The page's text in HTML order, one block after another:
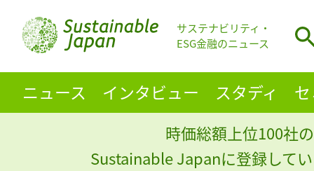
サステナビリティ・
ESG金融のニュース
ニュース インタビュー スタディ
時価総額上位100社
Sustainable Japanに登録して